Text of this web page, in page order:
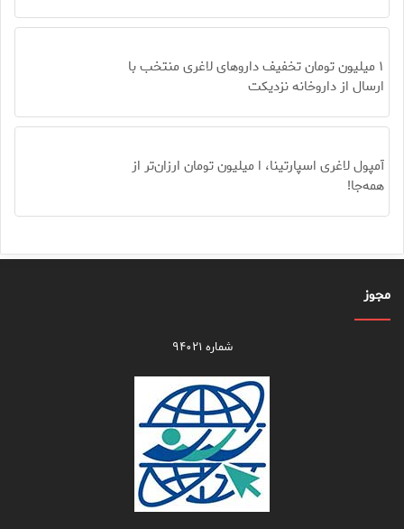
۱ میلیون تومان تخفیف داروهای لاغری منتخب با
ارسال از داروخانه نزدیکت
آمپول لاغری اسپارتینا، ا میلیون تومان ارزان‌تر از
همه‌جا!
مجوز
شماره ۹۴۰۲۱